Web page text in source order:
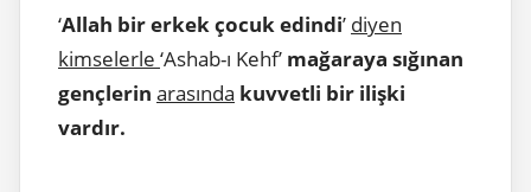
‘Allah bir erkek çocuk edindi’ diyen
kimselerle ‘Ashab-ı Kehf’ mağaraya sığınan
gençlerin arasında kuvvetli bir ilişki
vardır.